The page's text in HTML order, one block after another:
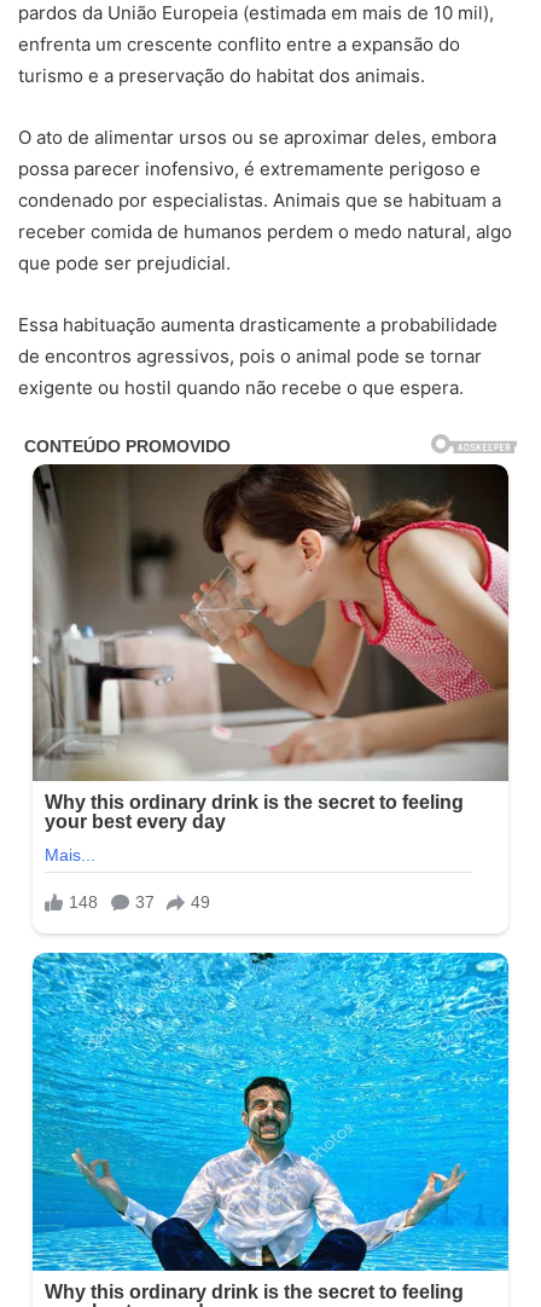
pardos da União Europeia (estimada em mais de 10 mil),
enfrenta um crescente conflito entre a expansão do
turismo e a preservação do habitat dos animais.
O ato de alimentar ursos ou se aproximar deles, embora
possa parecer inofensivo, é extremamente perigoso e
condenado por especialistas. Animais que se habituam a
receber comida de humanos perdem o medo natural, algo
que pode ser prejudicial.
Essa habituação aumenta drasticamente a probabilidade
de encontros agressivos, pois o animal pode se tornar
exigente ou hostil quando não recebe o que espera.